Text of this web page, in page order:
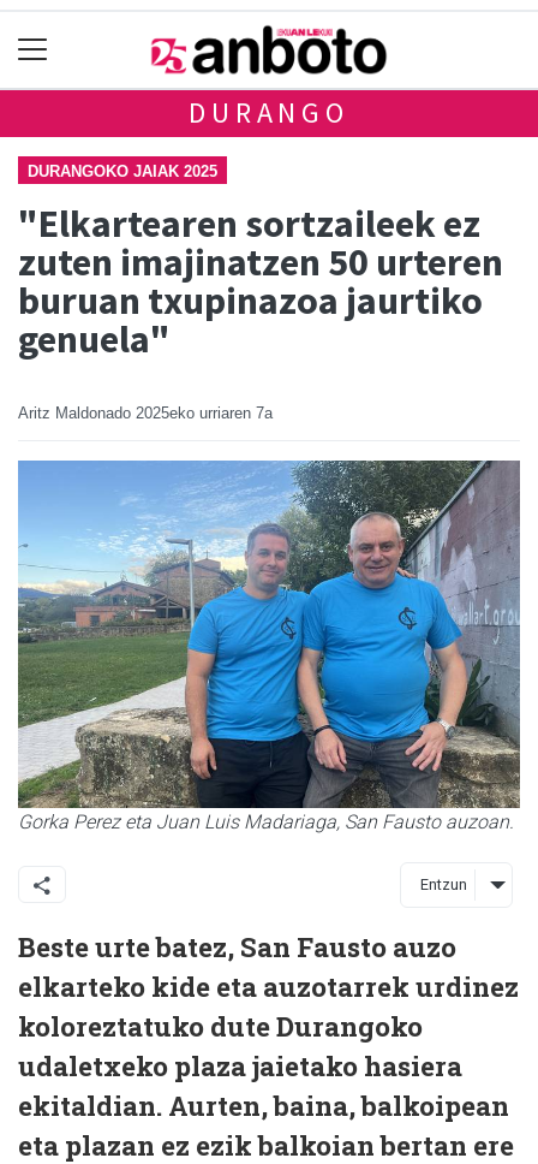
DURANGO
DURANGOKO JAIAK 2025
"Elkartearen sortzaileek ez
zuten imajinatzen 50 urteren
buruan txupinazoa jaurtiko
genuela"
Aritz Maldonado 2025eko urriaren 7a
Gorka Perez eta Juan Luis Madariaga, San Fausto auzoan.
Entzun
Beste urte batez, San Fausto auzo
elkarteko kide eta auzotarrek urdinez
koloreztatuko dute Durangoko
udaletxeko plaza jaietako hasiera
ekitaldian. Aurten, baina, balkoipean
eta plazan ez ezik balkoian bertan ere